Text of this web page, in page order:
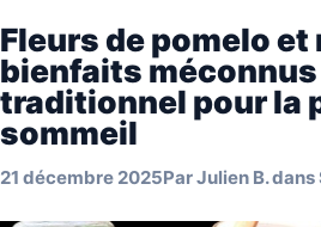
Fleurs de pomelo et
bienfaits
traditionnel pour la
sommeil
21 décembre 2025ParJulien B.dans